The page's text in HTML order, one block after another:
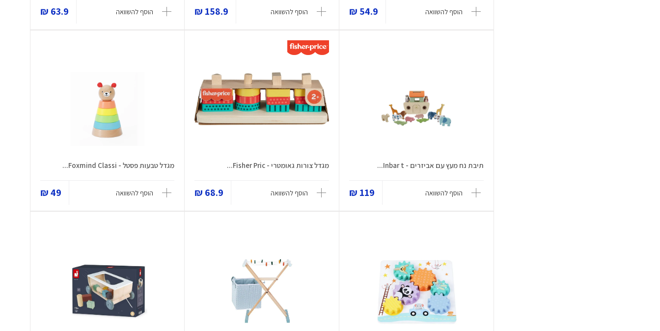
הוסף להשוואה 54.9 ₪ הוסף להשוואה 158.9 ₪ הוסף להשוואה 63.9 ₪
תיבת נח מעץ עם אביזרים - Inbar t...
הוסף להשוואה 119 ₪
מגדל צורות גאומטרי - Fisher Pric...
הוסף להשוואה 68.9 ₪
מגדל טבעות פסטל - Foxmind Classi...
הוסף להשוואה 49 ₪